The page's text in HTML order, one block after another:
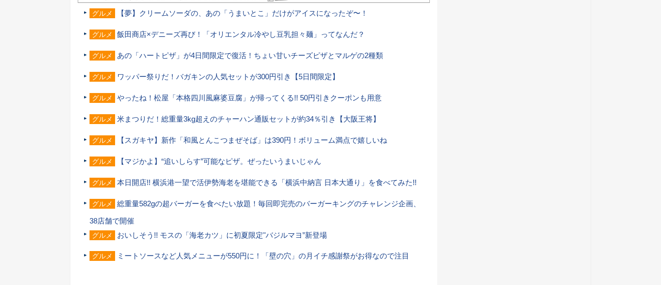
グルメ 【夢】クリームソーダの、あの「うまいとこ」だけがアイスになったぞ〜！
グルメ 飯田商店×デニーズ再び！「オリエンタル冷やし豆乳担々麺」ってなんだ？
グルメ あの「ハートピザ」が4日間限定で復活！ちょい甘いチーズピザとマルゲの2種類
グルメ ワッパー祭りだ！バガキンの人気セットが300円引き【5日間限定】
グルメ やったね！松屋「本格四川風麻婆豆腐」が帰ってくる!! 50円引きクーポンも用意
グルメ 米まつりだ！総重量3kg超えのチャーハン通販セットが約34％引き【大阪王将】
グルメ 【スガキヤ】新作「和風とんこつまぜそば」は390円！ボリューム満点で嬉しいね
グルメ 【マジかよ】“追いしらす”可能なピザ。ぜったいうまいじゃん
グルメ 本日開店!! 横浜港一望で活伊勢海老を堪能できる「横浜中納言 日本大通り」を食べてみた!!
グルメ 総重量582gの超バーガーを食べたい放題！毎回即完売のバーガーキングのチャレンジ企画、
38店舗で開催
グルメ おいしそう!! モスの「海老カツ」に初夏限定"バジルマヨ”新登場
グルメ ミートソースなど人気メニューが550円に！「壁の穴」の月イチ感謝祭がお得なので注目